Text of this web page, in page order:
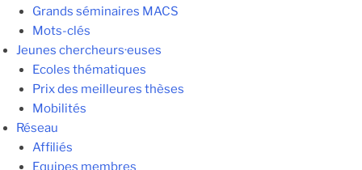
Grands séminaires MACS
Mots-clés
Jeunes chercheurs·euses
Ecoles thématiques
Prix des meilleures thèses
Mobilités
Réseau
Affiliés
Equipes membres